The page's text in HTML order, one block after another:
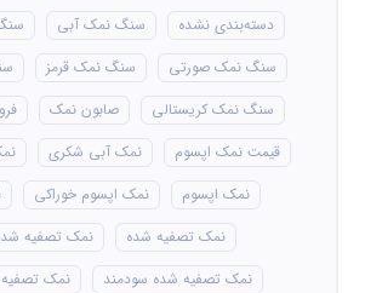
دسته‌بندی نشده
سنگ نمک آبی
سنگ نمک صورتی
سنگ نمک قرمز
سنگ نمک کریستالی
صابون نمک
قیمت نمک اپسوم
نمک آبی شکری
نمک اپسوم
نمک اپسوم خوراکی
نمک تصفیه شده
نمک تصفیه
نمک تصفیه شده سودمند
نمک